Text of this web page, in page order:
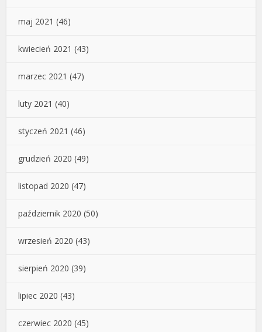
maj 2021 (46)
kwiecień 2021 (43)
marzec 2021 (47)
luty 2021 (40)
styczeń 2021 (46)
grudzień 2020 (49)
listopad 2020 (47)
październik 2020 (50)
wrzesień 2020 (43)
sierpień 2020 (39)
lipiec 2020 (43)
czerwiec 2020 (45)